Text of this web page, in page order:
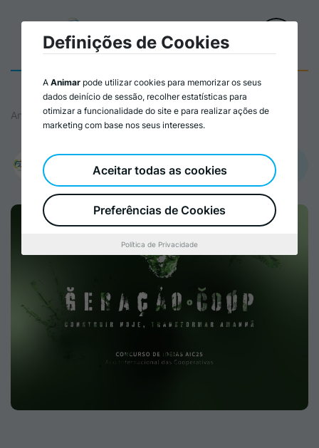
Animar
Promovido por:
Cooperativa António Sérgio para a Economia Social
Definições de Cookies
A Animar pode utilizar cookies para memorizar os seus
dados deinício de sessão, recolher estatísticas para
otimizar a funcionalidade do site e para realizar ações de
marketing com base nos seus interesses.
Preferências de Cookies
Aceitar todas as cookies
Política de Privacidade